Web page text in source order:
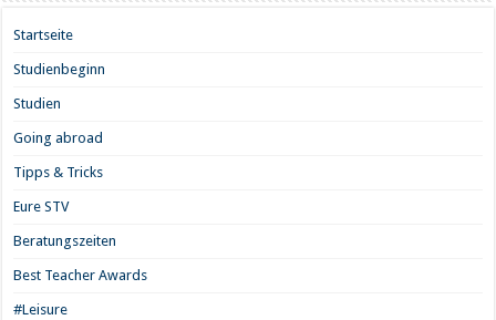
Startseite
Studienbeginn
Studien
Going abroad
Tipps & Tricks
Eure STV
Beratungszeiten
Best Teacher Awards
#Leisure